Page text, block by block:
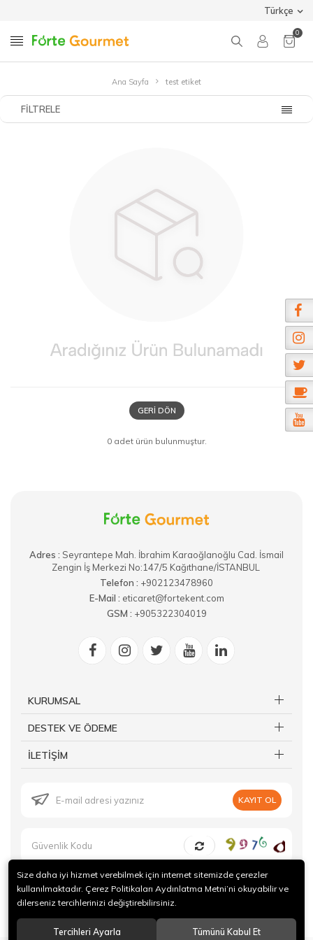
Türkçe
0
Ana Sayfa test etiket
FILTRELE
GERI DÖN
0 adet ürün bulunmuştur.
Adres : ​Seyrantepe Mah. İbrahim Karaoğlanoğlu Cad. İsmail
Zengin İş Merkezi No:147/5 Kağıthane/İSTANBUL
Telefon : +902123478960
E-Mail : eticaret@fortekent.com
GSM : +905322304019
KURUMSAL
DESTEK VE ÖDEME
İLETİŞİM
KAYIT OL
© 2019 Forte Gurme Tüm hakları saklıdır.
Size daha iyi hizmet verebilmek için internet sitemizde çerezler
kullanılmaktadır. Çerez Politikaları Aydınlatma Metni’ni okuyabilir ve
dilerseniz tercihlerinizi değiştirebilirsiniz.
Tercihleri Ayarla Tümünü Kabul Et